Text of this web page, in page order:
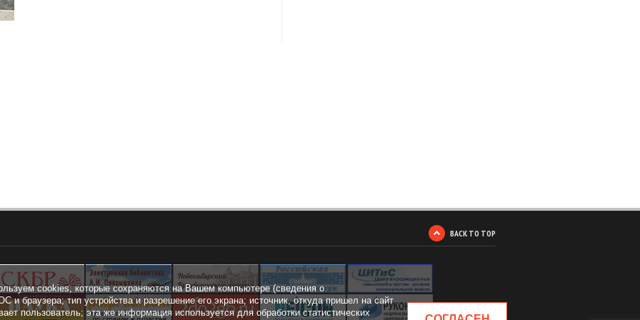
BACK TO TOP
cookies, которые сохраняются на Вашем компьютере (сведения о
и браузера; тип устройства и разрешение его экрана; источник, откуда пришел на сайт
пользователь; эта же информация используется для обработки статистических